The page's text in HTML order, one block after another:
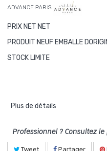
ADVANCE PARIS
PRIX NET NET
PRODUIT NEUF EMBALLE
STOCK LIMITE
Plus de détails
Professionnel ? Consultez
Tweet Partager